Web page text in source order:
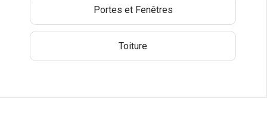
Portes et Fenêtres
Toiture